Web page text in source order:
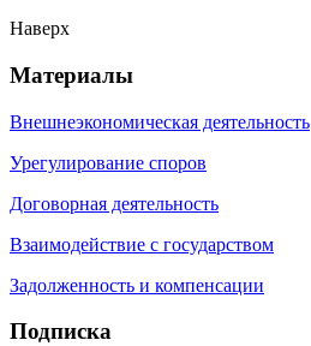
Наверх
Материалы
Внешнеэкономическая деятельность
Урегулирование споров
Договорная деятельность
Взаимодействие с государством
Задолженность и компенсации
Подписка